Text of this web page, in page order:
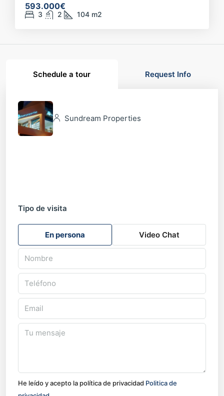
593.000€
3 2 104 m2
Schedule a tour Request Info
Sundream Properties
Tipo de visita
En persona Video Chat
He leído y acepto la política de privacidad Politica de